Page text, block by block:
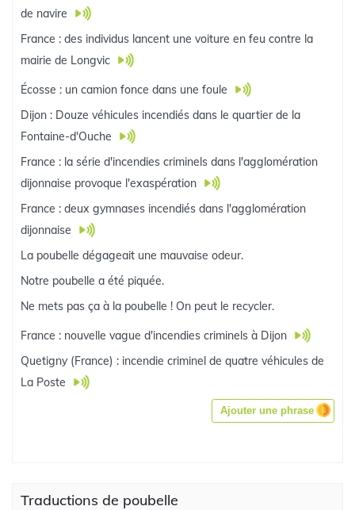
de navire
France : des individus lancent une voiture en feu contre la
mairie de Longvic
Écosse : un camion fonce dans une foule
Dijon : Douze véhicules incendiés dans le quartier de la
Fontaine-d'Ouche
France : la série d'incendies criminels dans l'agglomération
dijonnaise provoque l'exaspération
France : deux gymnases incendiés dans l'agglomération
dijonnaise
La poubelle dégageait une mauvaise odeur.
Notre poubelle a été piquée.
Ne mets pas ça à la poubelle ! On peut le recycler.
France : nouvelle vague d'incendies criminels à Dijon
Quetigny (France) : incendie criminel de quatre véhicules de
La Poste
Ajouter une phrase
Traductions de poubelle